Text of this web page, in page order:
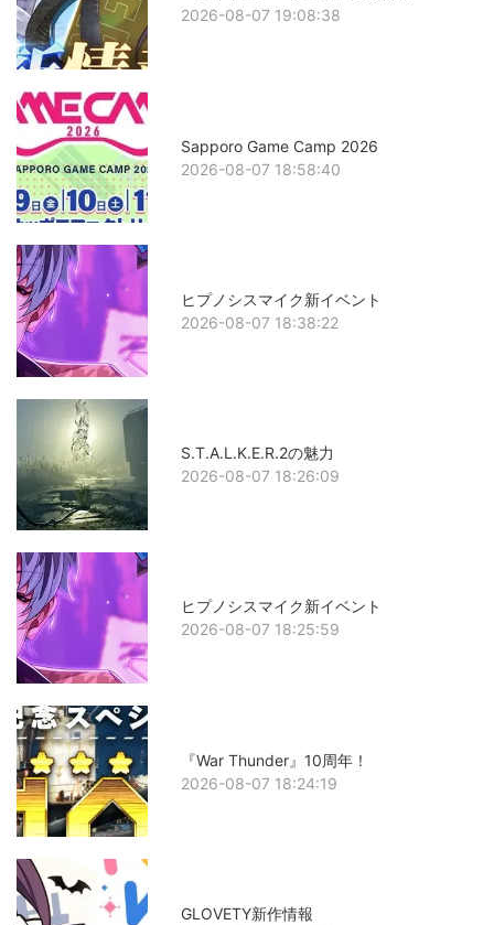
2026-08-07 19:08:38
Sapporo Game Camp 2026
2026-08-07 18:58:40
ヒプノシスマイク新イベント
2026-08-07 18:38:22
S.T.A.L.K.E.R.2の魅力
2026-08-07 18:26:09
ヒプノシスマイク新イベント
2026-08-07 18:25:59
『War Thunder』10周年！
2026-08-07 18:24:19
GLOVETY新作情報